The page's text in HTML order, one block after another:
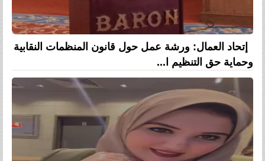
إتحاد العمال: ورشة عمل حول قانون المنظمات النقابية
وحماية حق التنظيم ا...